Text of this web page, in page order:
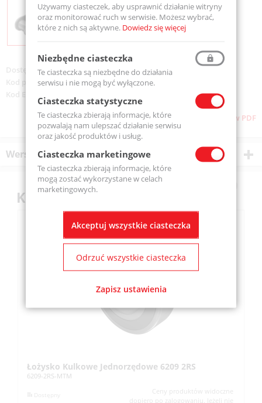
Dostępność:Dostępny
Kod produktu:ZPV 16B-1-16B-1OL-MTM
Pobierz stronę w PDF
Wersje produktu
Klienci kupili również
Łożysko Kulkowe Jednorzędowe 6209 2RS
6209-2RS-MTM
Ceny produktów widoczne
dopiero po zalogowaniu. Jeżeli nie
Używamy ciasteczek, aby usprawnić działanie witryny
oraz monitorować ruch w serwisie. Możesz wybrać,
które z nich są aktywne. Dowiedz się więcej
Niezbędne ciasteczka
Te ciasteczka są niezbędne do działania
serwisu i nie mogą być wyłączone.
Ciasteczka statystyczne
Te ciasteczka zbierają informacje, które
pozwalają nam ulepszać działanie serwisu
oraz jakość produktów i usług.
Ciasteczka marketingowe
Te ciasteczka zbierają informacje, które
mogą zostać wykorzystane w celach
marketingowych.
Akceptuj wszystkie ciasteczka
Odrzuć wszystkie ciasteczka
Zapisz ustawienia